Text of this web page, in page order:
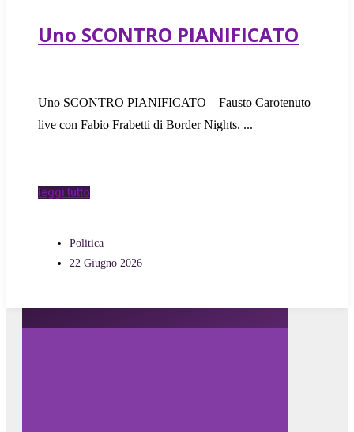
Uno SCONTRO PIANIFICATO
Uno SCONTRO PIANIFICATO – Fausto Carotenuto
live con Fabio Frabetti di Border Nights.
leggi tutto
Politica
22 Giugno 2026